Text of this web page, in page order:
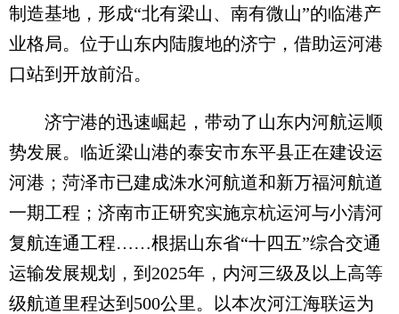
制造基地，形成“北有梁山、南有微山”的临港产
业格局。位于山东内陆腹地的济宁，借助运河港
口站到开放前沿。
济宁港的迅速崛起，带动了山东内河航运顺
势发展。临近梁山港的泰安市东平县正在建设运
河港；菏泽市已建成洙水河航道和新万福河航道
一期工程；济南市正研究实施京杭运河与小清河
复航连通工程……根据山东省“十四五”综合交通
运输发展规划，到2025年，内河三级及以上高等
级航道里程达到500公里。以本次河江海联运为